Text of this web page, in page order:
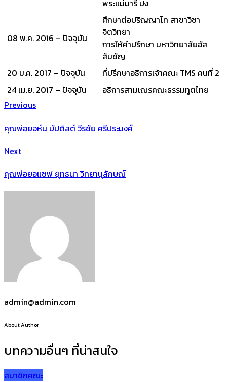
พระแม่มารี ปง
08 พ.ค. 2016 – ปัจจุบัน
ศึกษาต่อปริญญาโท สาขาวิชา
จิตวิทยา
การให้คำปรึกษา มหาวิทยาลัยอัส
สัมชัญ
20 ม.ค. 2017 – ปัจจุบัน
ที่ปรึกษาอธิการเจ้าคณะ TMS คนที่ 2
24 เม.ย. 2017 – ปัจจุบัน
อธิการสามเณรคณะธรรมทูตไทย
Previous
คุณพ่อยอห์น บัปติสต์ วีรชัย ศรีประมงค์
Next
คุณพ่อยอแซฟ ยุทธนา วิทยานุลักษณ์
admin@admin.com
About Author
บทความอื่นๆ ที่น่าสนใจ
สมาชิกคณะ